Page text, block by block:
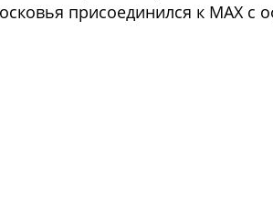
присоединился к MAX с